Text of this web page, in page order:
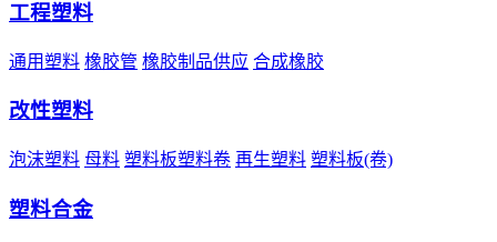
工程塑料
通用塑料 橡胶管 橡胶制品供应 合成橡胶
改性塑料
泡沫塑料 母料 塑料板塑料卷 再生塑料 塑料板(卷)
塑料合金